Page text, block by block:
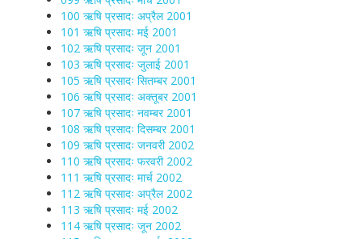
100 ऋषि प्रसादः अप्रैल 2001
101 ऋषि प्रसादः मई 2001
102 ऋषि प्रसादः जून 2001
103 ऋषि प्रसादः जुलाई 2001
105 ऋषि प्रसादः सितम्बर 2001
106 ऋषि प्रसादः अक्तूबर 2001
107 ऋषि प्रसादः नवम्बर 2001
108 ऋषि प्रसादः दिसम्बर 2001
109 ऋषि प्रसादः जनवरी 2002
110 ऋषि प्रसादः फरवरी 2002
111 ऋषि प्रसादः मार्च 2002
112 ऋषि प्रसादः अप्रैल 2002
113 ऋषि प्रसादः मई 2002
114 ऋषि प्रसादः जून 2002